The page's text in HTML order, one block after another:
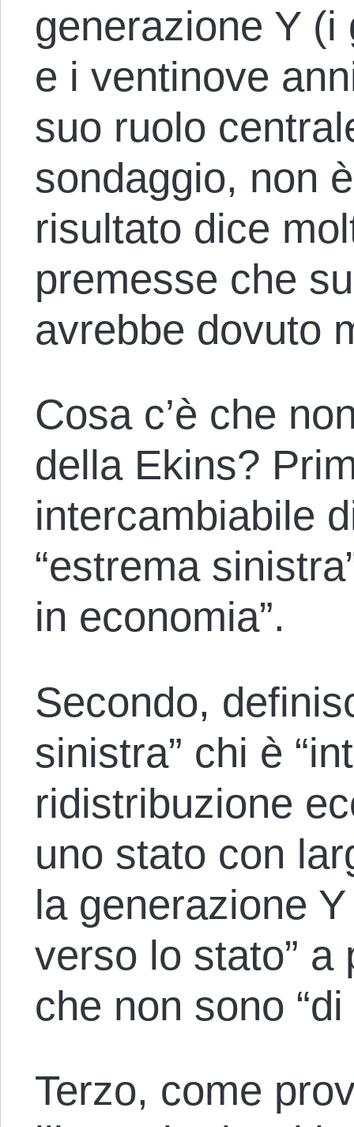
generazione Y
e i ventinove
suo ruolo
sondaggio, non
risultato dice
premesse che
avrebbe dovuto
Cosa c’è che
della Ekins?
intercambiabile
“estrema
in economia”.
Secondo,
sinistra” chi è
ridistribuzione
uno stato con
la generazione
verso lo stato”
che non sono
Terzo, come